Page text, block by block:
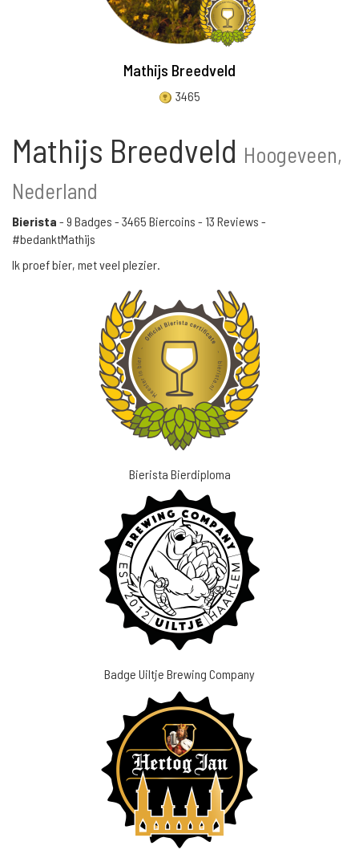
Mathijs Breedveld
3465
Mathijs Breedveld Hoogeveen,
Nederland
Bierista - 9 Badges - 3465 Biercoins - 13 Reviews -
#bedanktMathijs
Ik proef bier, met veel plezier.
Bierista Bierdiploma
Badge Uiltje Brewing Company